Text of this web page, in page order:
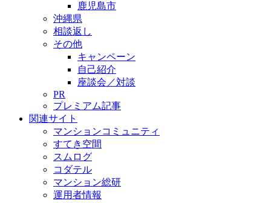
鹿児島市
沖縄県
相談返し
その他
キャンペーン
自己紹介
座談会／対談
PR
プレミアム記事
関連サイト
マンションコミュニティ
すてき空間
スムログ
コダテル
マンション総研
運用者情報